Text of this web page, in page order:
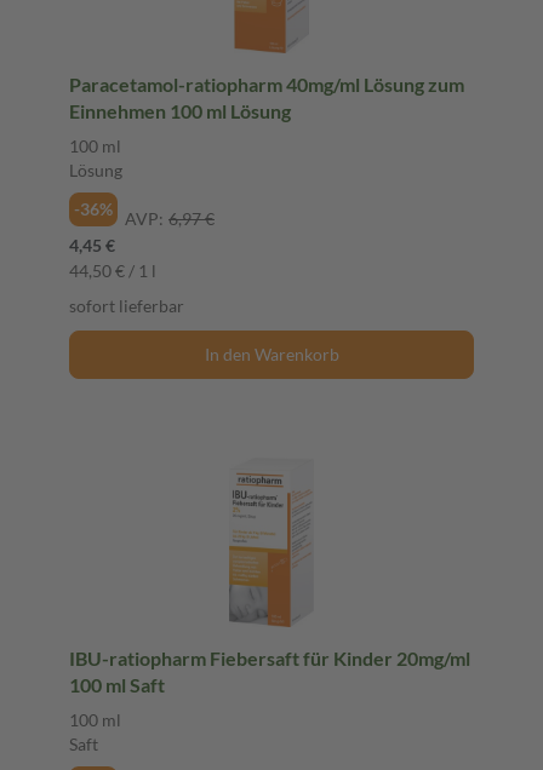
Paracetamol-ratiopharm 40mg/ml Lösung zum
Einnehmen 100 ml Lösung
100 ml
Lösung
-36%
AVP: 6,97 €
4,45 €
44,50 € / 1 l
sofort lieferbar
In den Warenkorb
IBU-ratiopharm Fiebersaft für Kinder 20mg/ml
100 ml Saft
100 ml
Saft